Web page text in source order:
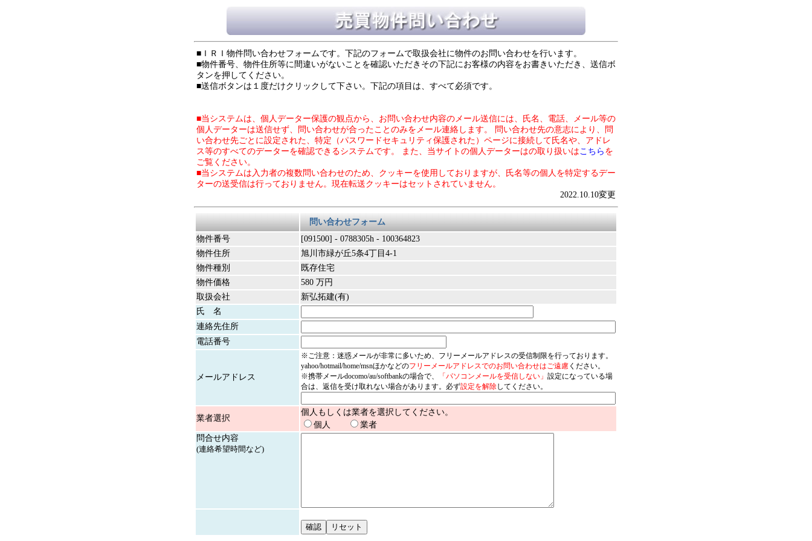
■ＩＲＩ物件問い合わせフォームです。下記のフォームで取扱会社に物件のお問い合わせを行います。
■物件番号、物件住所等に間違いがないことを確認いただきその下記にお客様の内容をお書きいただき、送信ボ
タンを押してください。
■送信ボタンは１度だけクリックして下さい。下記の項目は、すべて必須です。
■当システムは、個人データー保護の観点から、お問い合わせ内容のメール送信には、氏名、電話、メール等の
個人データーは送信せず、問い合わせが合ったことのみをメール連絡します。 問い合わせ先の意志により、問
い合わせ先ごとに設定された、特定（パスワードセキュリティ保護された）ページに接続して氏名や、アドレ
ス等のすべてのデーターを確認できるシステムです。 また、当サイトの個人データーはの取り扱いはこちら を
ご覧ください。
■当システムは入力者の複数問い合わせのため、クッキーを使用しておりますが、氏名等の個人を特定するデー
ターの送受信は行っておりません。現在転送クッキーはセットされていません。
2022.10.10変更
問い合わせフォーム
物件番号
[091500] - 0788305h - 100364823
物件住所
旭川市緑が丘5条4丁目4-1
物件種別
既存住宅
物件価格
580 万円
取扱会社
新弘拓建(有)
氏 名
連絡先住所
電話番号
メールアドレス
※ご注意：迷惑メールが非常に多いため、フリーメールアドレスの受信制限を行っております。
yahoo/hotmail/home/msnほかなどのフリーメールアドレスでのお問い合わせはご遠慮 ください。
※携帯メールdocomo/au/softbankの場合で、
「パソコンメールを受信しない」 設定になっている場
合は、返信を受け取れない場合があります。必ず設定を解除してください。
業者選択
個人もしくは業者を選択してください。
個人
業者
問合せ内容
(連絡希望時間など)